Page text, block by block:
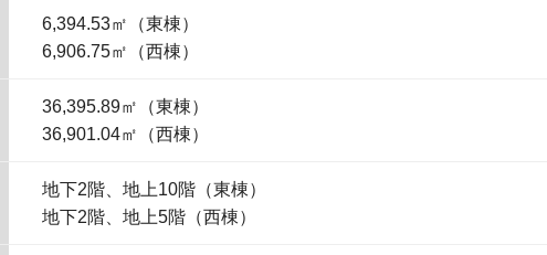
6,394.53㎡（東棟）
6,906.75㎡（西棟）
36,395.89㎡（東棟）
36,901.04㎡（西棟）
地下2階、地上10階（東棟）
地下2階、地上5階（西棟）